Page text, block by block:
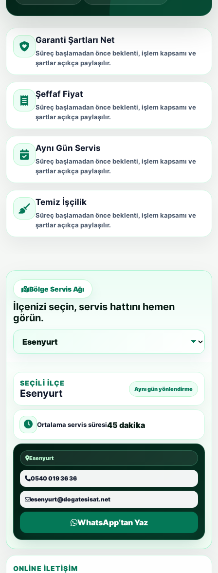
Garanti Şartları Net
Süreç başlamadan önce beklenti, işlem kapsamı ve
şartlar açıkça paylaşılır.
Şeffaf Fiyat
Süreç başlamadan önce beklenti, işlem kapsamı ve
şartlar açıkça paylaşılır.
Aynı Gün Servis
Süreç başlamadan önce beklenti, işlem kapsamı ve
şartlar açıkça paylaşılır.
Temiz İşçilik
Süreç başlamadan önce beklenti, işlem kapsamı ve
şartlar açıkça paylaşılır.
Bölge Servis Ağı
İlçenizi seçin, servis hattını hemen
görün.
SEÇILI İLÇE
Esenyurt Aynı gün yönlendirme
Ortalama servis süresi45 dakika
Esenyurt
0540 019 36 36
esenyurt@dogatesisat.net
WhatsApp’tan Yaz
ONLINE İLETIŞIM